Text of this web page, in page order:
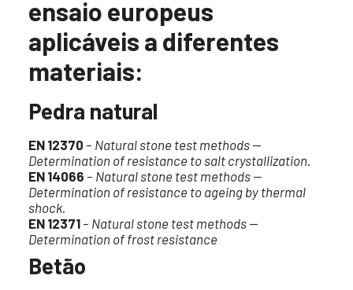
ensaio europeus
aplicáveis a diferentes
materiais:
Pedra natural
EN 12370 – Natural stone test methods —
Determination of resistance to salt crystallization
EN 14066 – Natural stone test methods —
Determination of resistance to ageing by thermal
shock
EN 12371 – Natural stone test methods —
Determination of frost resistance
Betão